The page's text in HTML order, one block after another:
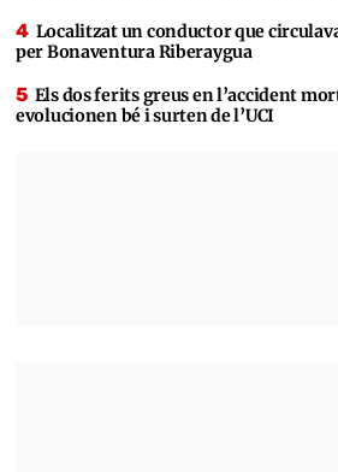
Localitzat un conductor que
per Bonaventura Riberaygua
Els dos ferits greus en l’accident
evolucionen bé i surten de l’UCI